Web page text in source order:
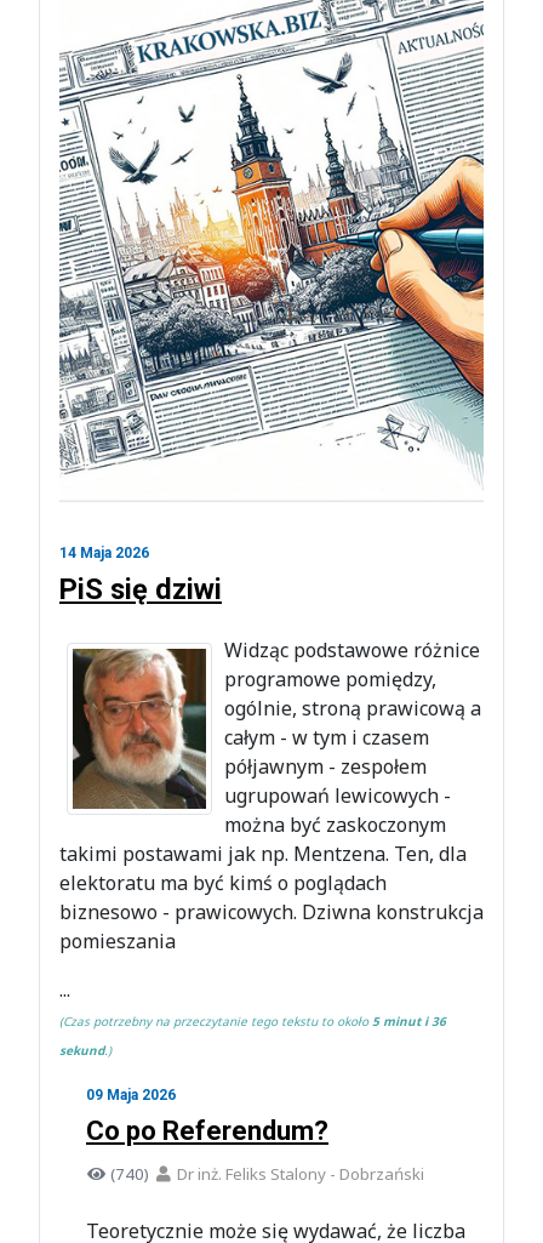
14 Maja 2026
PiS się dziwi
Widząc podstawowe różnice
programowe pomiędzy,
ogólnie, stroną prawicową a
całym - w tym i czasem
półjawnym - zespołem
ugrupowań lewicowych -
można być zaskoczonym
takimi postawami jak np. Mentzena. Ten, dla
elektoratu ma być kimś o poglądach
biznesowo - prawicowych. Dziwna konstrukcja
pomieszania
...
(Czas potrzebny na przeczytanie tego tekstu to około5 minut i 36
sekund.)
09 Maja 2026
Co po Referendum?
(740) Dr inż. Feliks Stalony - Dobrzański
Teoretycznie może się wydawać, że liczba